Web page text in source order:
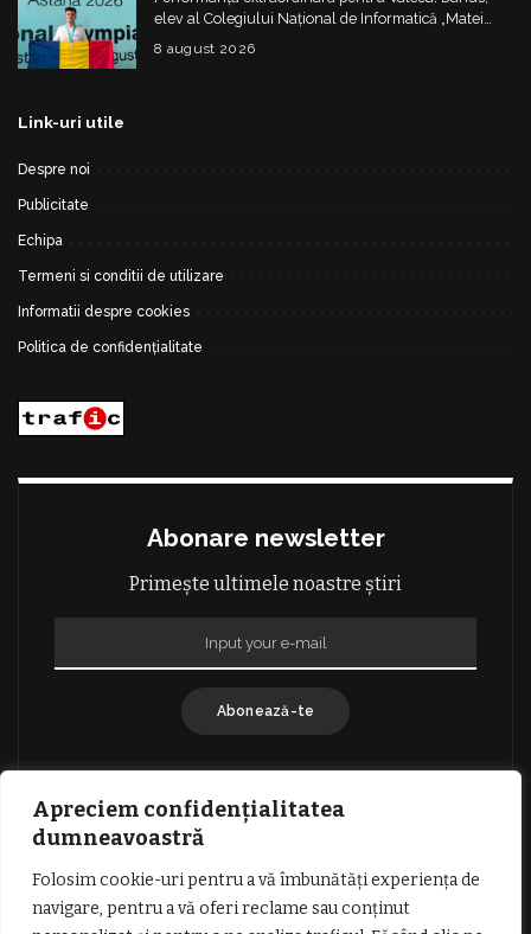
Apreciem confidențialitatea
dumneavoastră
Folosim cookie-uri pentru a vă îmbunătăți experiența de
navigare, pentru a vă oferi reclame sau conținut
elev al Colegiului Național de Informatică „Matei
Basarab”, a cucerit argintul la Olimpiada
Internațională de Inteligență Artificială
8 august 2026
Link-uri utile
Despre noi
Publicitate
Echipa
Termeni si conditii de utilizare
Informatii despre cookies
Politica de confidențialitate
Abonare newsletter
Primește ultimele noastre știri
Abonează-te
TERMENI SI CONDITII DE UTILIZARE